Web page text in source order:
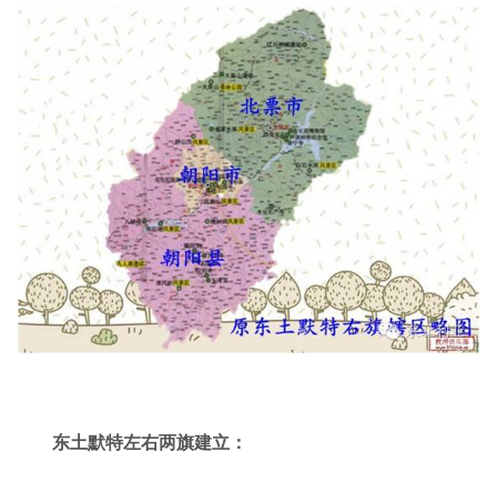
东土默特左右两旗建立：